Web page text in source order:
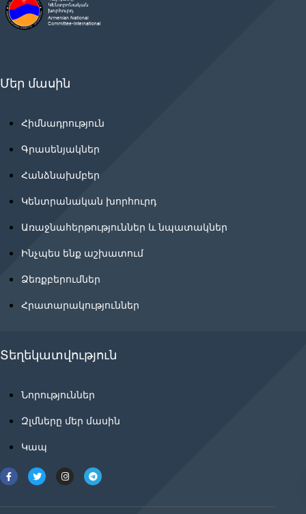
Մեր մասին
Հիմնադրություն
Գրասենյակներ
Հանձնախմբեր
Կենտրանական խորհուրդ
Առաջնահերթություններ և նպատակներ
Ինչպես ենք աշխատում
Ձեռքբերումներ
Հրատարակություններ
Տեղեկատվություն
Նորություններ
Զլմները մեր մասին
Կապ